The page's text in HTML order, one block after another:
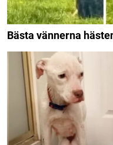
Bästa vännerna